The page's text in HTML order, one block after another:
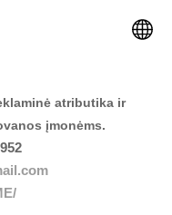
atributika ir
įmonėms.